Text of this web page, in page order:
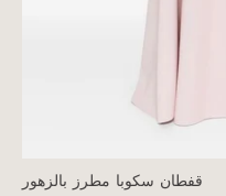
قفطان سكوبا مطرز بالزهور